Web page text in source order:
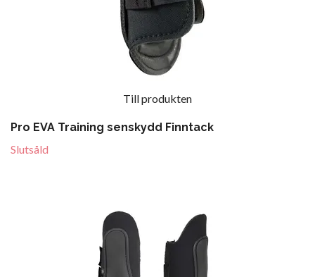
Till produkten
Pro EVA Training senskydd Finntack
Slutsåld